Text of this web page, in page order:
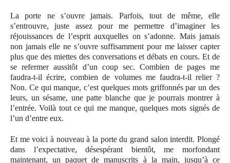
La porte ne s’ouvre jamais. Parfois, tout de même, elle
s’entrouvre, juste assez pour me permettre d’imaginer les
réjouissances de l’esprit auxquelles on s’adonne. Mais jamais
non jamais elle ne s’ouvre suffisamment pour me laisser capter
plus que des miettes des conversations et débats en cours. Et de
se refermer aussitôt d’un coup sec. Combien de pages me
faudra-t-il écrire, combien de volumes me faudra-t-il relier ?
Non. Ce qui manque, c’est quelques mots griffonnés par un des
leurs, un sésame, une patte blanche que je pourrais montrer à
l’entrée. Voilà tout ce qui me manque, quelques mots signés de
l’un d’entre eux.
Et me voici à nouveau à la porte du grand salon interdit. Plongé
dans l’expectative, désespérant bientôt, me morfondant
maintenant, un paquet de manuscrits à la main, jusqu’à ce